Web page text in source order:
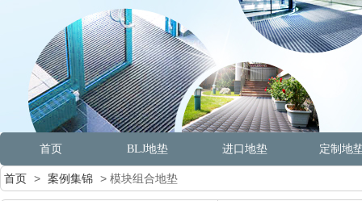
首页 BLJ地垫 进口地垫 定制地
首页 > 案例集锦 > 模块组合地垫